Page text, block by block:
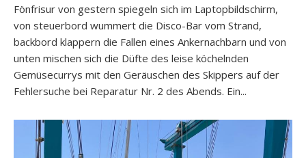
Fönfrisur von gestern spiegeln sich im Laptopbildschirm,
von steuerbord wummert die Disco-Bar vom Strand,
backbord klappern die Fallen eines Ankernachbarn und von
unten mischen sich die Düfte des leise köchelnden
Gemüsecurrys mit den Geräuschen des Skippers auf der
Fehlersuche bei Reparatur Nr. 2 des Abends. Ein...